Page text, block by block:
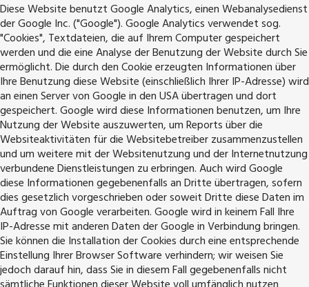
Diese Website benutzt Google Analytics, einen Webanalysedienst
der Google Inc. ("Google"). Google Analytics verwendet sog.
"Cookies", Textdateien, die auf Ihrem Computer gespeichert
werden und die eine Analyse der Benutzung der Website durch Sie
ermöglicht. Die durch den Cookie erzeugten Informationen über
Ihre Benutzung diese Website (einschließlich Ihrer IP-Adresse) wird
an einen Server von Google in den USA übertragen und dort
gespeichert. Google wird diese Informationen benutzen, um Ihre
Nutzung der Website auszuwerten, um Reports über die
Websiteaktivitäten für die Websitebetreiber zusammenzustellen
und um weitere mit der Websitenutzung und der Internetnutzung
verbundene Dienstleistungen zu erbringen. Auch wird Google
diese Informationen gegebenenfalls an Dritte übertragen, sofern
dies gesetzlich vorgeschrieben oder soweit Dritte diese Daten im
Auftrag von Google verarbeiten. Google wird in keinem Fall Ihre
IP-Adresse mit anderen Daten der Google in Verbindung bringen.
Sie können die Installation der Cookies durch eine entsprechende
Einstellung Ihrer Browser Software verhindern; wir weisen Sie
jedoch darauf hin, dass Sie in diesem Fall gegebenenfalls nicht